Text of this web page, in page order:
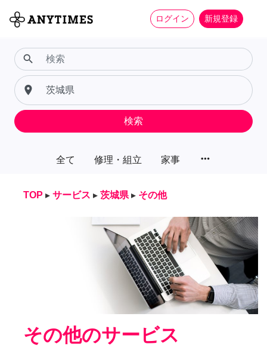
ログイン 新規登録
全て 修理・組立 家事 more_horiz
search
place
検索
TOP ▸ サービス ▸ 茨城県 ▸ その他
その他のサービス